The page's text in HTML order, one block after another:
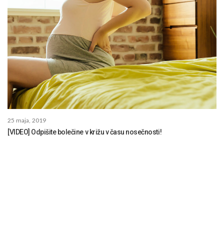
25 maja, 2019
[VIDEO] Odpišite bolečine v križu v času nosečnosti!